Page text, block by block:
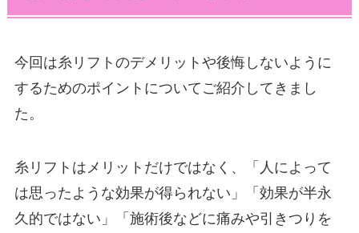
今回は糸リフトのデメリットや後悔しないように
するためのポイントについてご紹介してきまし
た。
糸リフトはメリットだけではなく、「人によって
は思ったような効果が得られない」「効果が半永
久的ではない」「施術後などに痛みや引きつりを